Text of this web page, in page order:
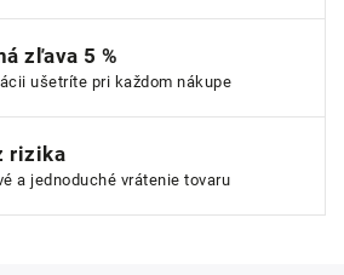
zľava 5 %
ušetríte pri každom nákupe
rizika
a jednoduché vrátenie tovaru